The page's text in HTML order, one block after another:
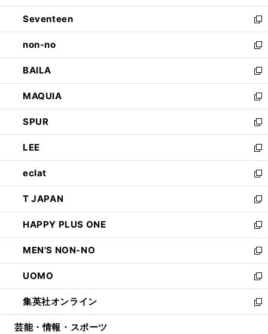
開
く
ウ
で
開
く
ン
ド
ウ
で
開
く
Seventeen
新
し
い
ウ
ィ
ン
ド
ウ
で
開
く
non-no
新
し
い
ウ
ィ
ン
ド
ウ
で
開
く
BAILA
新
し
い
ウ
ィ
ン
ド
ウ
で
開
く
MAQUIA
新
し
い
ウ
ィ
ン
ド
ウ
で
開
く
SPUR
新
し
い
ウ
ィ
ン
ド
ウ
で
開
く
LEE
新
し
い
ウ
ィ
ン
ド
ウ
で
開
く
eclat
新
し
い
ウ
ィ
ン
ド
ウ
で
開
く
T JAPAN
新
し
い
ウ
ィ
ン
ド
ウ
で
開
HAPPY PLUS ONE
新
し
い
ウ
ィ
ン
ド
ウ
MEN'S NON-NO
新
し
い
ウ
ィ
ン
UOMO
新
し
い
ウ
集英社オンライン
新
し
芸能・情報・スポーツ